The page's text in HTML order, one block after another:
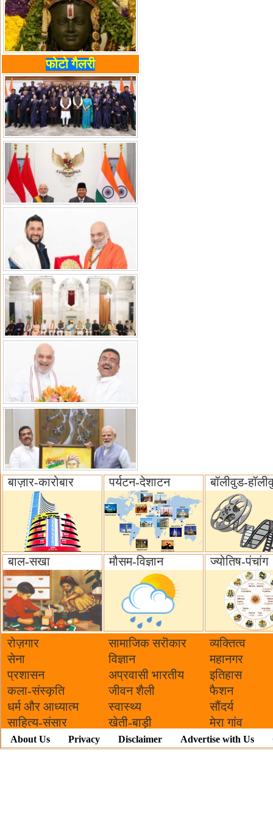
फोटो गैलरी
बाज़ार-कारोबार पर्यटन-देशाटन बॉलीवुड-
बाल-सखा मौसम-विज्ञान ज्योतिष-पंचांग
रोज़गार सामाजिक सरॊकार‌
व्यक्तित्व
सेना
विज्ञान
महानगर
प्रशासन
अप्रवासी भारतीय
इतिहास
कला-संस्कृति
जीवन शैली
फैशन
धर्म और आध्यात्म
स्वास्थ्य
सौंदर्य
साहित्य-संसार
खेती-बाड़ी मेरा गांव
About Us Privacy Disclaimer Advertise with Us